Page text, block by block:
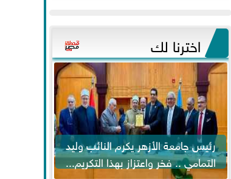
اخترنا لك
رئيس جامعة الأزهر يكرم النائب وليد
التمامي .. فخر واعتزاز بهذا التكريم...